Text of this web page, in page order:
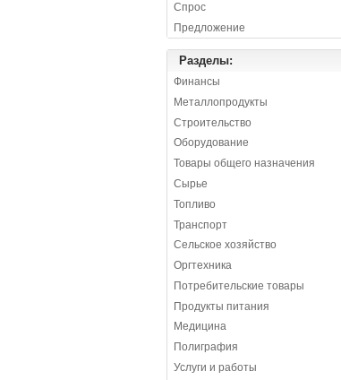
Спрос
Предложение
Разделы:
Финансы
Металлопродукты
Строительство
Оборудование
Товары общего назначения
Сырье
Топливо
Транспорт
Сельское хозяйство
Оргтехника
Потребительские товары
Продукты питания
Медицина
Полиграфия
Услуги и работы